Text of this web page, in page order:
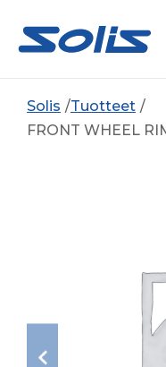
Solis
Tuotteet
FRONT WHEEL